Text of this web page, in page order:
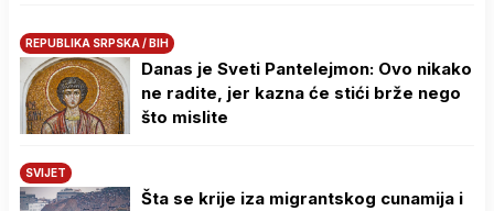
REPUBLIKA SRPSKA / BIH
Danas je Sveti Pantelejmon: Ovo nikako
ne radite, jer kazna će stići brže nego
što mislite
SVIJET
Šta se krije iza migrantskog cunamija i